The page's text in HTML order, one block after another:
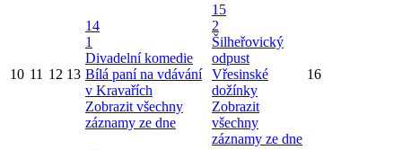
10 11 12 13
14
1
Divadelní komedie
Bílá paní na vdávání
v Kravařích
Zobrazit všechny
záznamy ze dne
15
2
Šilheřovický
odpust
Vřesinské
dožínky
Zobrazit
všechny
záznamy ze dne
16